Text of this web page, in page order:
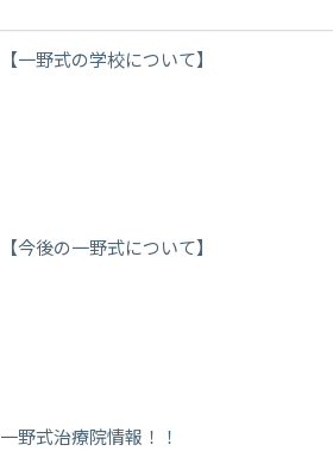
【一野式の学校について】
【今後の一野式について】
一野式治療院情報！！